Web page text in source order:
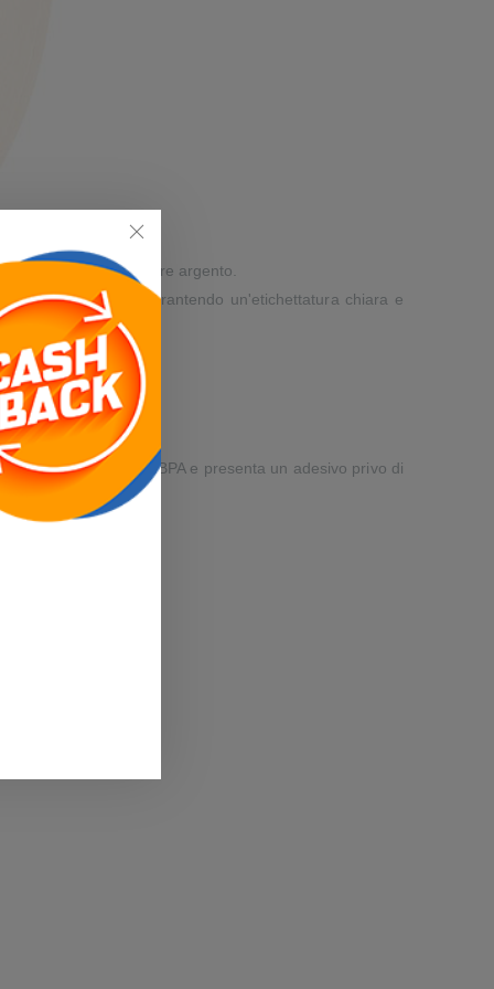
prestazioni in colore argento.
e graffi, garantendo un'etichettatura chiara e
È inoltre priva di BPA e presenta un adesivo privo di